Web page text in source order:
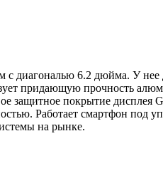
диагональю 6.2 дюйма. У
придающую прочность
защитное покрытие дисплея
Работает смартфон под
на рынке.